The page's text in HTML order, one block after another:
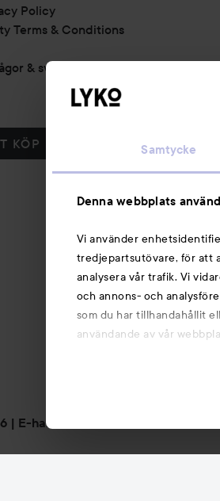
Samtycke
Denna webbplats
Vi använder
tredjepartsutövare, för att
analysera vår trafik. Vi
och annons- och
som du har tillhandahållit
användande av vår
Policy
Terms & Conditions
& svar
KÖP
E-handel av Avensia